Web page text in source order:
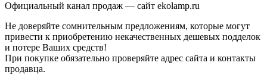
Официальный канал продаж — сайт ekolamp.ru
Не доверяйте сомнительным предложениям, которые могут
привести к приобретению некачественных дешевых подделок
и потере Ваших средств!
При покупке обязательно проверяйте адрес сайта и контакты
продавца.